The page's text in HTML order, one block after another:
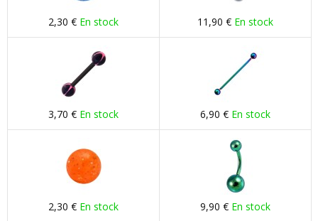
2,30 € En stock 11,90 € En stock
3,70 € En stock 6,90 € En stock
2,30 € En stock 9,90 € En stock